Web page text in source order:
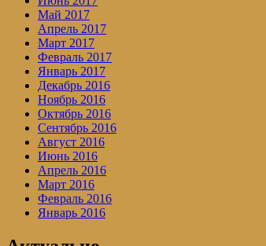
Май 2017
Апрель 2017
Март 2017
Февраль 2017
Январь 2017
Декабрь 2016
Ноябрь 2016
Октябрь 2016
Сентябрь 2016
Август 2016
Июнь 2016
Апрель 2016
Март 2016
Февраль 2016
Январь 2016